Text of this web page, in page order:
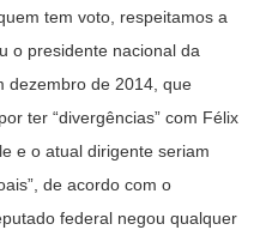
tem voto, respeitamos a
o presidente nacional da
dezembro de 2014, que
ter “divergências” com Félix
e o atual dirigente seriam
de acordo com o
federal negou qualquer